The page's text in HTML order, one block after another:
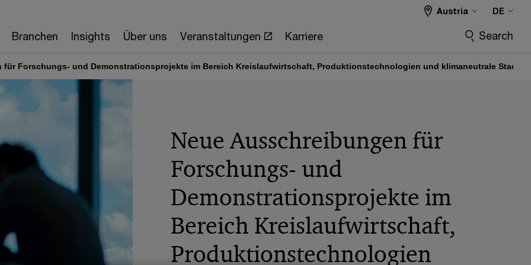
Branchen Insights Über uns Veranstaltungen Karriere
Austria DE
Search
für Forschungs- und Demonstrationsprojekte im Bereich Kreislaufwirtschaft, Produktionstechnologien und klimaneutrale Stadt
Neue Ausschreibungen für
Forschungs- und
Demonstrationsprojekte im
Bereich Kreislaufwirtschaft,
Produktionstechnologien